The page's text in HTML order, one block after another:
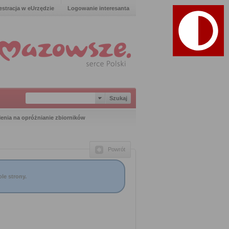
w eUrzędzie Logowanie interesanta
na opróżnianie zbiorników
Powrót
strony.